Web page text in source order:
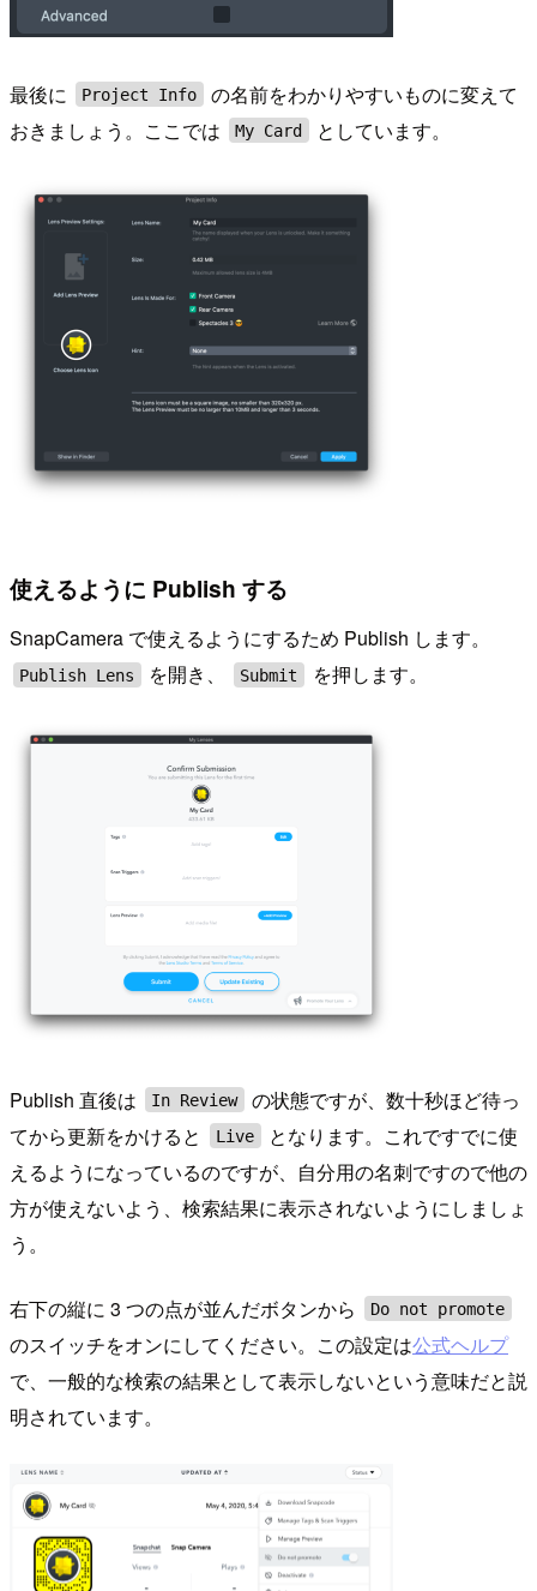
最後に Project Info
の名前をわかりやすいものに変えて
おきましょう。ここでは
My Card としています。
使えるように Publish する
SnapCamera で使えるようにするため Publish します。
Publish Lens を開き、 Submit を押します。
Publish 直後は In Review
の状態ですが、数十秒ほど待っ
てから更新をかけると
Live
となります。これですでに使
えるようになっているのですが、自分用の名刺ですので他の
方が使えないよう、検索結果に表示されないようにしましょ
う。
右下の縦に 3 つの点が並んだボタンから Do not promote
のスイッチをオンにしてください。この設定は公式ヘルプ
で、一般的な検索の結果として表示しないという意味だと説
明されています。